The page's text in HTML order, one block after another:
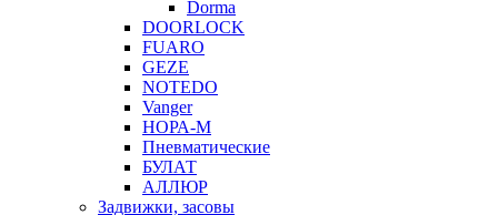
Dorma
DOORLOCK
FUARO
GEZE
NOTEDO
Vanger
НОРА-М
Пневматические
БУЛАТ
АЛЛЮР
Задвижки, засовы